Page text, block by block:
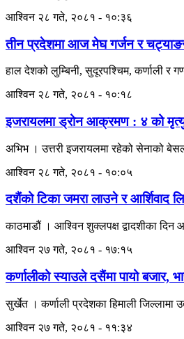
आश्विन २८ गते, २०८१ - १०:३६
तीन प्रदेशमा आज मेघ गर्जन र
हाल देशको लुम्बिनी, सुदूरपश्चिम, कर्णाली र
आश्विन २८ गते, २०८१ - १०:१८
इजरायलमा ड्रोन आक्रमण : ४ को
अभिभ । उत्तरी इजरायलमा रहेको सेनाको
आश्विन २८ गते, २०८१ - १०:०५
दशैंको टिका जमरा लाउने र आर्शिवाद
काठमाडौं । आश्विन शुक्लपक्ष द्वादशीका
आश्विन २७ गते, २०८१ - १७:१५
कर्णालीको स्याउले दसैंमा पायो बजार,
सुर्खेत । कर्णाली प्रदेशका हिमाली जिल्लामा
आश्विन २७ गते, २०८१ - ११:३४